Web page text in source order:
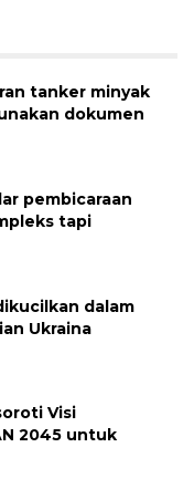
tanker minyak
dokumen
pembicaraan
tapi
dalam
Ukraina
Visi
2045 untuk